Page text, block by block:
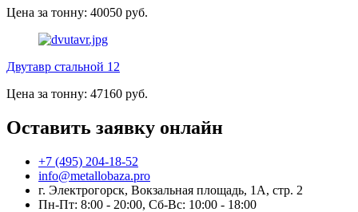
Цена за тонну: 40050 руб.
Двутавр стальной 12
Цена за тонну: 47160 руб.
Оставить заявку онлайн
+7 (495) 204-18-52
info@metallobaza.pro
г. Электрогорск, Вокзальная площадь, 1А, стр. 2
Пн-Пт: 8:00 - 20:00, Сб-Вс: 10:00 - 18:00